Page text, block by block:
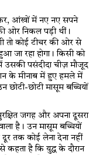
आंखों में नए नए सपने
ओर निकल पड़ी थीं।
तो कोई टीचर की ओर से
जा रहा होगा। किसी को
पसंदीदा चीज़ मौजूद
के मीनाब में हुए हमले में
छोटी-छोटी मासूम बच्चियों
जगह और अपना दूसरा
है। उन मासूम बच्चियों
दूर तक कोई लेना देना नहीं
से कहता है कि युद्ध के दौरान